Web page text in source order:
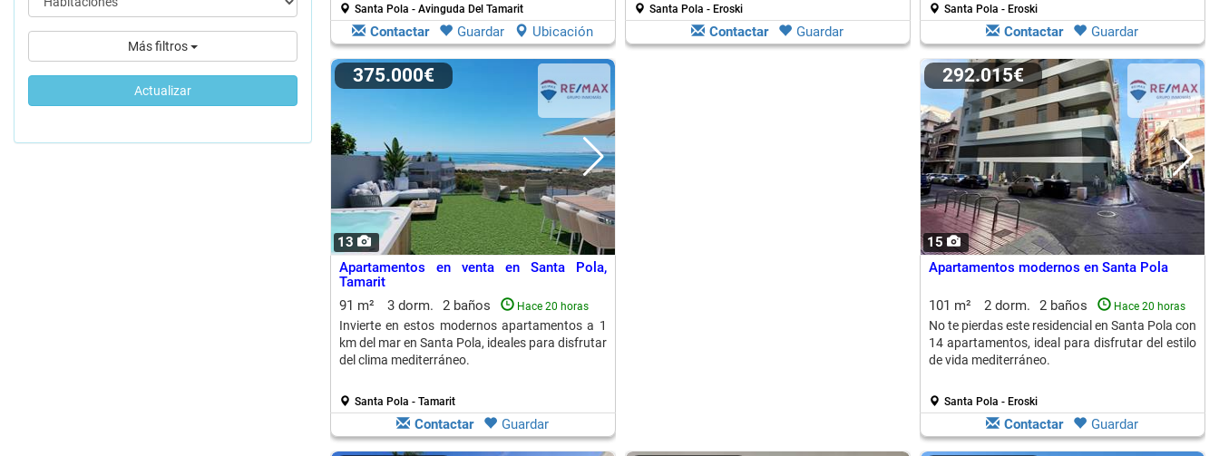
Más filtros
Actualizar
Santa Pola - Avinguda Del Tamarit
Contactar Guardar Ubicación
Santa Pola - Eroski
Contactar Guardar
Santa Pola - Eroski
Contactar Guardar
13
375.000€
Apartamentos en venta en Santa Pola,
Tamarit
91 m²
3 dorm. 2 baños Hace 20 horas
Invierte en estos modernos apartamentos a 1
km del mar en Santa Pola, ideales para disfrutar
del clima mediterráneo.
Santa Pola - Tamarit
Contactar Guardar
15
292.015€
Apartamentos modernos en Santa Pola
101 m² 2 dorm. 2 baños Hace 20 horas
No te pierdas este residencial en Santa Pola con
14 apartamentos, ideal para disfrutar del estilo
de vida mediterráneo.
Santa Pola - Eroski
Contactar Guardar